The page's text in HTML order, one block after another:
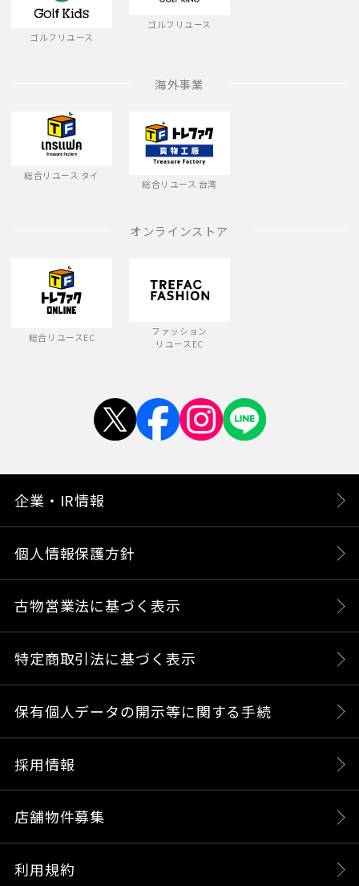
ゴルフリユース
ゴルフリユース
海外事業
総合リユース タイ
総合リユース 台湾
オンラインストア
総合リユースEC
ファッション
リユースEC
企業・IR情報
個人情報保護方針
古物営業法に基づく表示
特定商取引法に基づく表示
保有個人データの開示等に関する手続
採用情報
店舗物件募集
利用規約